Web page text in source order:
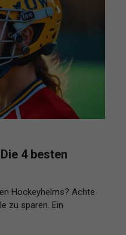
4 besten
Hockeyhelms? Achte
zu sparen. Ein